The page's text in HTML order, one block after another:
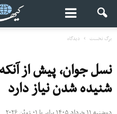
برگ نخست دیدگاه
نسل جوان، پیش از
شنیده شدن نیاز دارد